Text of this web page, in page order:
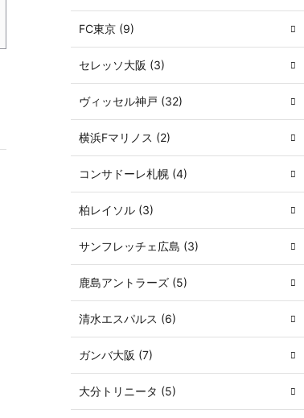
FC東京 (9)
セレッソ大阪 (3)
ヴィッセル神戸 (32)
横浜Fマリノス (2)
コンサドーレ札幌 (4)
柏レイソル (3)
サンフレッチェ広島 (3)
鹿島アントラーズ (5)
清水エスパルス (6)
ガンバ大阪 (7)
大分トリニータ (5)